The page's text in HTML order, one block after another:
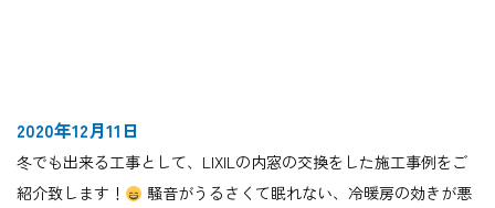
2020年12月11日
冬でも出来る工事として、LIXILの内窓の交換をした施工事例をご
紹介致します！
騒音がうるさくて眠れない、冷暖房の効きが悪